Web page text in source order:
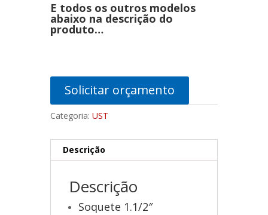
E todos os outros modelos
abaixo na descrição do
produto…
Solicitar orçamento
Categoria: UST
Descrição
Descrição
Soquete 1.1/2″